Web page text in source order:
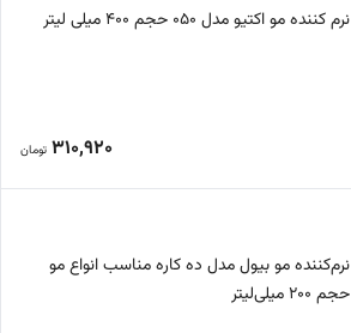
نرم کننده مو اکتیو مدل 050 حجم 400 میلی لیتر
310,920 تومان
نرم‌کننده مو بیول مدل ده کاره مناسب انواع مو
حجم 200 میلی‌لیتر